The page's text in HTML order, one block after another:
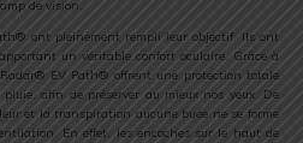
de vision.
ont pleinement rempli leur objectif. Ils ont
un véritable confort oculaire. Grâce à
EV Path® offrent une protection totale
afin de préserver au mieux nos yeux. De
et la transpiration aucune buée ne se forme
En effet, les encoches sur le haut de